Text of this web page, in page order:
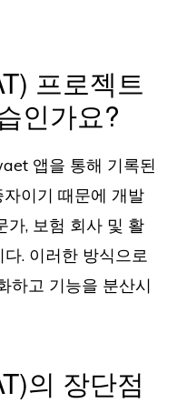
프로젝트
인가요?
앱을 통해 기록된
이기 때문에 개발
가, 보험 회사 및 활
. 이러한 방식으로
하고 기능을 분산시
의 장단점